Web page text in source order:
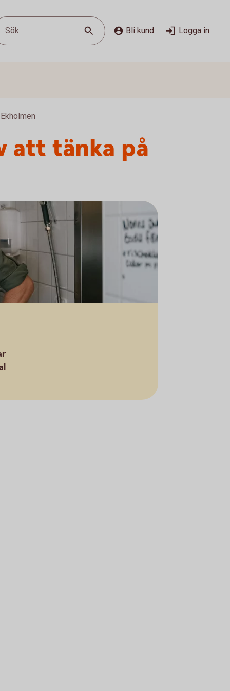
Sök Bli kund Logga in
att tänka på